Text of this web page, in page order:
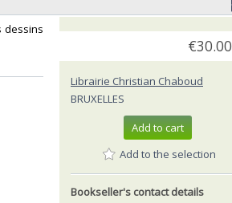
dessins
€30.00
Librairie Christian Chaboud
BRUXELLES
Add to cart
Add to the selection
Bookseller's contact details